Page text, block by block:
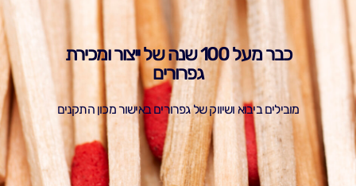
כבר מעל 100 שנה של ייצור ומכירת
גפרורים
מובילים ביבוא ושיווק של גפרורים באישור מכון התקנים